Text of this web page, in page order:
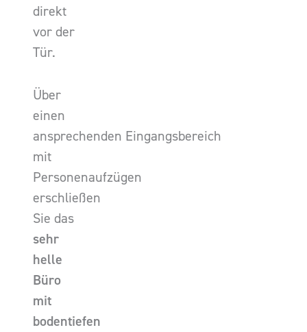
direkt
vor der
Tür.
Über
einen
ansprechenden Eingangsbereich
mit
Personenaufzügen
erschließen
Sie das
sehr
helle
Büro
mit
bodentiefen